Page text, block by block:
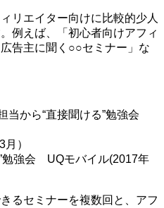
リエイター向けに比較的少人
例えば、「初心者向けアフィ
告主に聞く○○セミナー」な
当から“直接聞ける”勉強会
）
勉強会 UQモバイル(2017年
るセミナーを複数回と、アフ